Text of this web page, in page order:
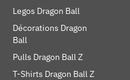
Legos Dragon Ball
Décorations Dragon
Ball
Pulls Dragon Ball Z
T-Shirts Dragon Ball Z